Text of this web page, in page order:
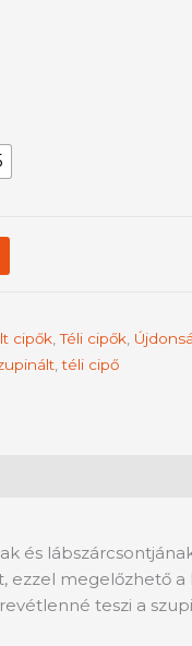
cipők,Téli cipők,
,téli cipő
és
ezzel megelőzhető a
teszi a